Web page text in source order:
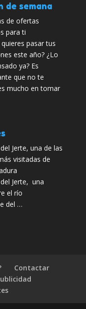
de semana
de ofertas
para ti
pasar tus
este año? ¿Lo
ya? Es
que no te
mucho en tomar
Jerte, una de las
visitadas de
del Jerte, una
el río
del …
Contactar